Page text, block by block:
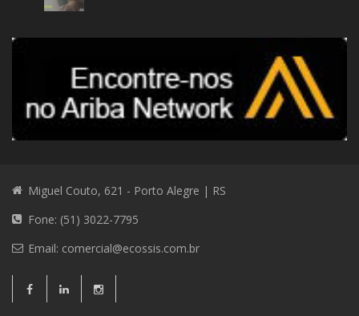
Miguel Couto, 621 - Porto Alegre | RS
Fone: (51) 3022-7795
Email: comercial@ecossis.com.br